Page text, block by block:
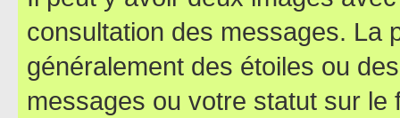
consultation des messages. La
généralement des étoiles ou
messages ou votre statut sur